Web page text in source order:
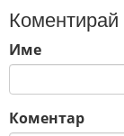
Коментирай
Име
Коментар